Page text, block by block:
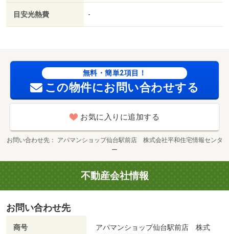
目安光熱費 -
無料・簡単2項目！
この物件にお問い合わせする
お気に入りに追加する
お問い合わせ先
アパマンショップ仙台駅前店 株式会社平和住宅情報センタ
ー
不動産会社情報
お問い合わせ先
商号
アパマンショップ仙台駅前店 株式